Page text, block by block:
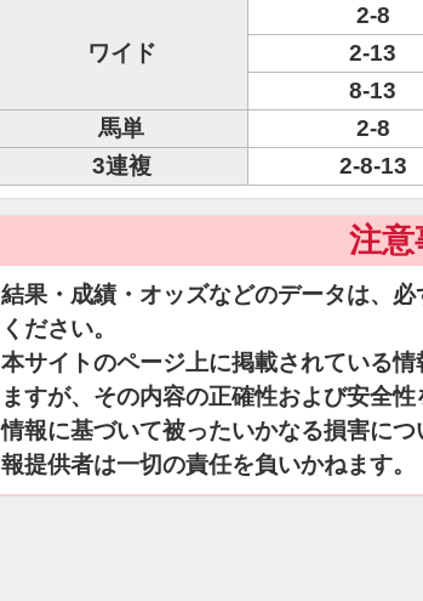
ワイド
2-8
2-13
8-13
馬単
2-8
3連複
2-8-13
注意
結果・成績・オッズなどのデータは、
ください。
本サイトのページ上に掲載されている
ますが、その内容の正確性および安全
情報に基づいて被ったいかなる損害に
報提供者は一切の責任を負いかねます。